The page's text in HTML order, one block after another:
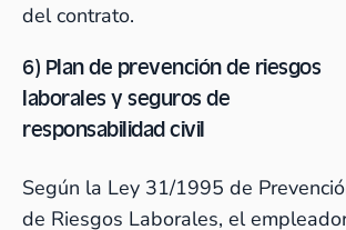
del contrato.
6) Plan de prevención de riesgos
laborales y seguros de
responsabilidad civil
Según la Ley 31/1995 de
de Riesgos Laborales, el